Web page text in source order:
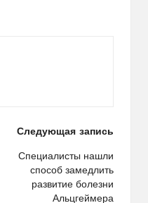
Следующая запись
Специалисты нашли
способ замедлить
развитие болезни
Альцгеймера